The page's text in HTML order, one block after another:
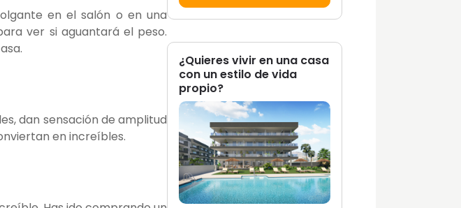
en el salón o en una
ver si aguantará el peso.
dan sensación de amplitud
en increíbles.
¿Quieres vivir en una casa
con un estilo de vida
propio?